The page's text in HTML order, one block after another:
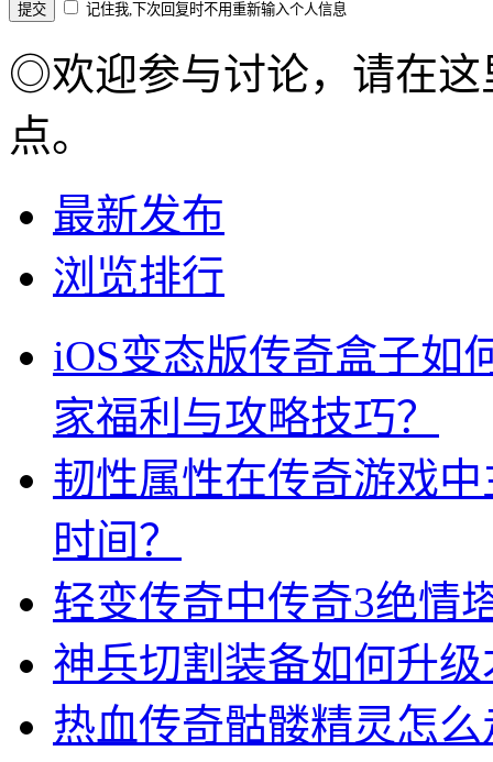
记住我,下次回复时不用重新输入个人信息
◎欢迎参与讨论，请在这
点。
最新发布
浏览排行
iOS变态版传奇盒子如
家福利与攻略技巧？
韧性属性在传奇游戏
时间？
轻变传奇中传奇3绝情
神兵切割装备如何升
热血传奇骷髅精灵怎